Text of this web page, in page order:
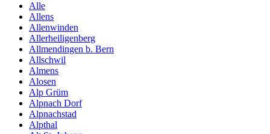
Alle
Allens
Allenwinden
Allerheiligenberg
Allmendingen b. Bern
Allschwil
Almens
Alosen
Alp Grüm
Alpnach Dorf
Alpnachstad
Alpthal